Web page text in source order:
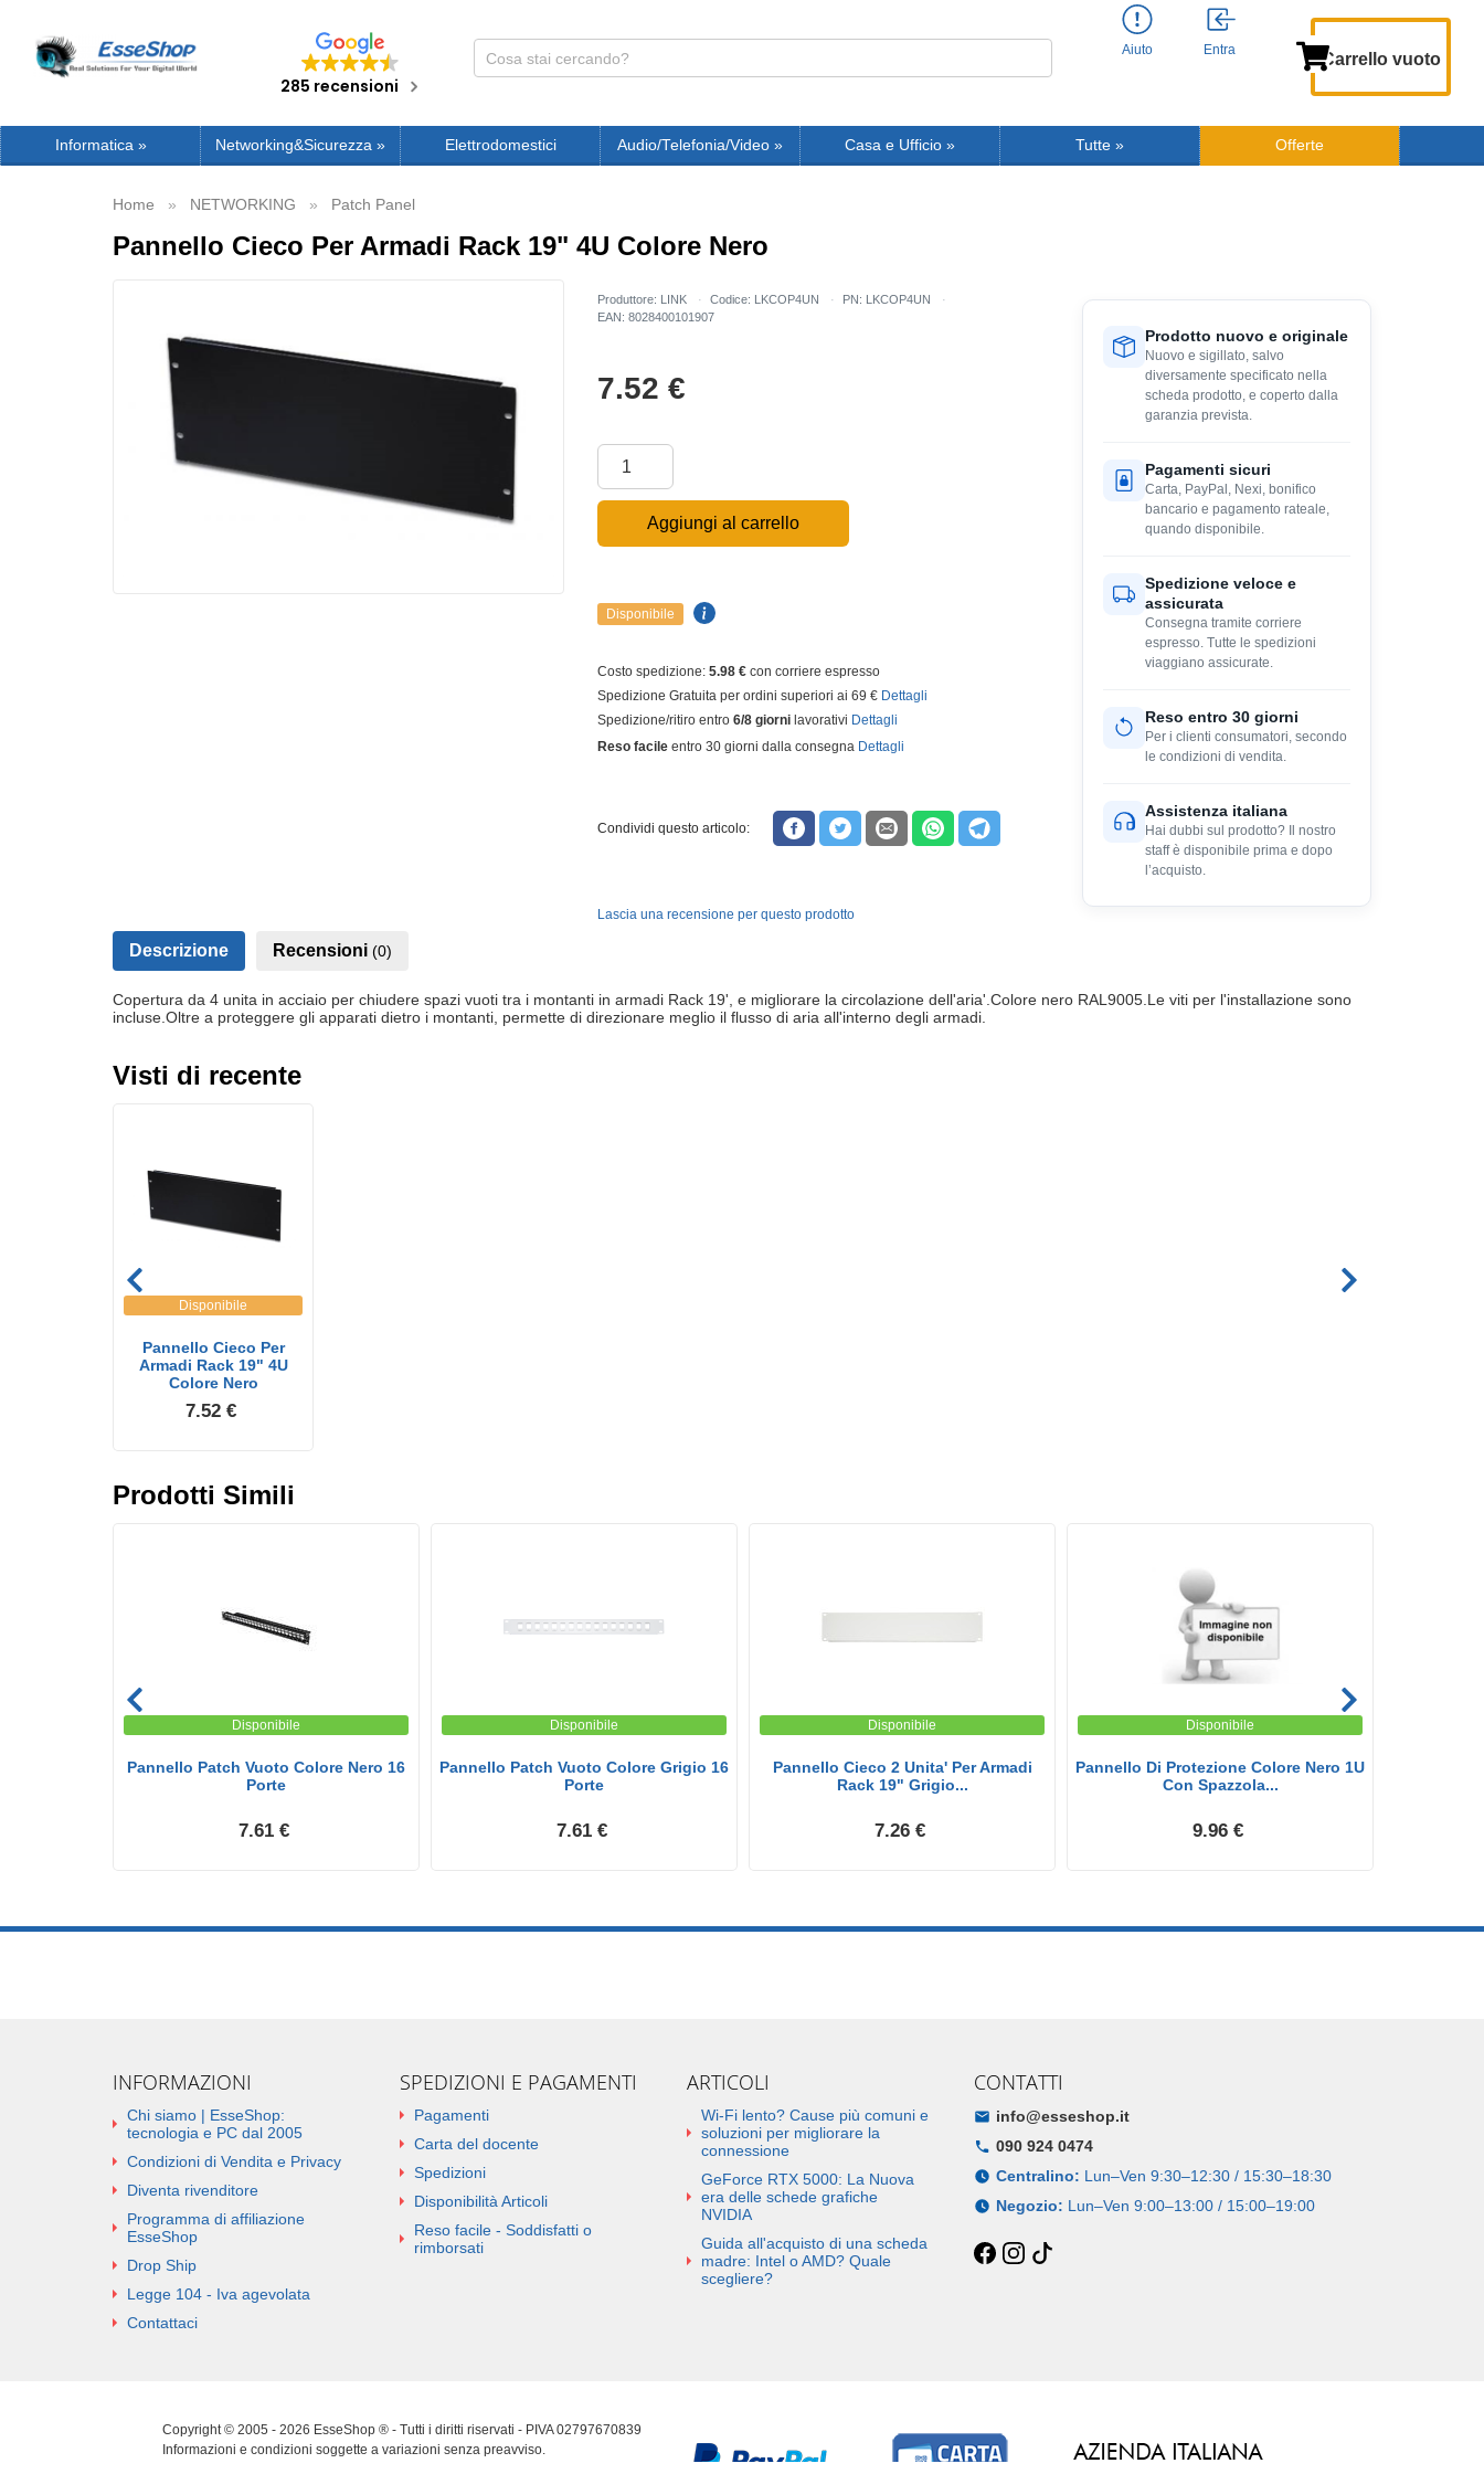
285 recensioni
Aiuto Entra Carrello vuoto
Informatica» Networking&Sicurezza » Elettrodomestici Audio/Telefonia/Video » Casa e Ufficio » Tutte » Offerte
Home NETWORKING Patch Panel
Pannello Cieco Per Armadi Rack 19" 4U Colore Nero
Produttore: LINK Codice: LKCOP4UN
PN: LKCOP4UN
EAN: 8028400101907
7.52 €
Aggiungi al carrello
Disponibile
Costo spedizione: 5.98 € con corriere espresso
Spedizione Gratuita per ordini superiori ai 69 € Dettagli
Spedizione/ritiro entro 6/8 giornilavorativi Dettagli
Reso facileentro 30 giorni dalla consegna Dettagli
Condividi questo articolo:
Lascia una recensione per questo prodotto
Prodotto nuovo e originale
Nuovo e sigillato, salvo
diversamente specificato nella
scheda prodotto, e coperto dalla
garanzia prevista.
Pagamenti sicuri
Carta, PayPal, Nexi, bonifico
bancario e pagamento rateale,
quando disponibile.
Spedizione veloce e
assicurata
Consegna tramite corriere
espresso. Tutte le spedizioni
viaggiano assicurate.
Reso entro 30 giorni
Per i clienti consumatori, secondo
le condizioni di vendita.
Assistenza italiana
Hai dubbi sul prodotto? Il nostro
staff è disponibile prima e dopo
l’acquisto.
Descrizione Recensioni (0)
Copertura da 4 unitа in acciaio per chiudere spazi vuoti tra i montanti in armadi Rack 19', e migliorare la circolazione dell'aria'.Colore nero RAL9005.Le viti per l'installazione sono
incluse.Oltre a proteggere gli apparati dietro i montanti, permette di direzionare meglio il flusso di aria all'interno degli armadi.
Visti di recente
Disponibile
Pannello Cieco Per
Armadi Rack 19" 4U
Colore Nero
7.52 €
Prodotti Simili
Disponibile
Pannello Patch Vuoto Colore Nero 16
Porte
7.61 €
Disponibile
Pannello Patch Vuoto Colore Grigio 16
Porte
7.61 €
Disponibile
Pannello Cieco 2 Unita' Per Armadi
Rack 19" Grigio...
7.26 €
Disponibile
Pannello Di Protezione Colore Nero 1U
Con Spazzola...
9.96 €
INFORMAZIONI
Chi siamo | EsseShop:
tecnologia e PC dal 2005
Condizioni di Vendita e Privacy
Diventa rivenditore
Programma di affiliazione
EsseShop
Drop Ship
Legge 104 - Iva agevolata
Contattaci
SPEDIZIONI E PAGAMENTI
Pagamenti
Carta del docente
Spedizioni
Disponibilità Articoli
Reso facile - Soddisfatti o
rimborsati
ARTICOLI
Wi-Fi lento? Cause più comuni e
soluzioni per migliorare la
connessione
GeForce RTX 5000: La Nuova
era delle schede grafiche
NVIDIA
Guida all'acquisto di una scheda
madre: Intel o AMD? Quale
scegliere?
CONTATTI
info@esseshop.it
090 924 0474
Centralino: Lun–Ven 9:30–12:30 / 15:30–18:30
Negozio: Lun–Ven 9:00–13:00 / 15:00–19:00
Copyright © 2005 - 2026 EsseShop ® - Tutti i diritti riservati - PIVA 02797670839
Informazioni e condizioni soggette a variazioni senza preavviso.